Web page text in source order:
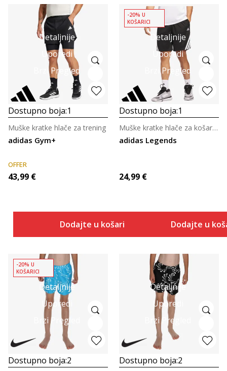
Detaljnije
Uporedi
Brzi Pregled
Dostupno boja:1
adidas Gym+
Muške kratke hlače za trening
OFFER
43,99 €
Dodajte u košaricu
Detaljnije
Uporedi
Brzi Pregled
-20% U
KOŠARICI
Dostupno boja:1
adidas Legends
Muške kratke hlače za košarku
24,99 €
Dodajte u
Detaljnije
Uporedi
Brzi Pregled
-20% U
KOŠARICI
Dostupno boja:2
Detaljnije
Uporedi
Brzi Pregled
Dostupno boja:2